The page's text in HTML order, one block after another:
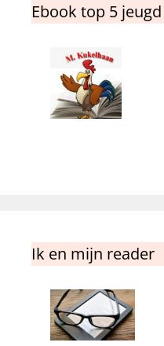
Ebook top 5 jeugd
Ik en mijn reader